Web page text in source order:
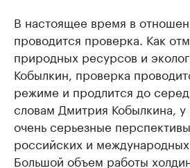
В настоящее время в
проводится проверка. Как
природных ресурсов и
Кобылкин, проверка
режиме и продлится до
словам Дмитрия Кобылкина, у
очень серьезные
российских и
Большой объем работы